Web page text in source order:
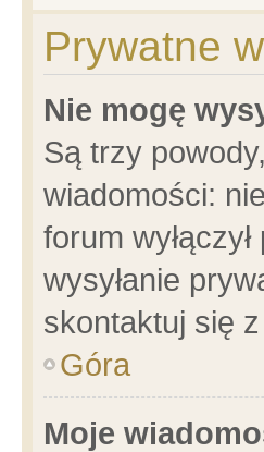
Prywatne
Nie mogę
Są trzy
wiadomości:
forum
wysyłanie
skontaktuj się
Góra
Moje